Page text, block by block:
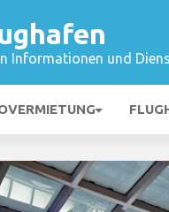
Informationen und